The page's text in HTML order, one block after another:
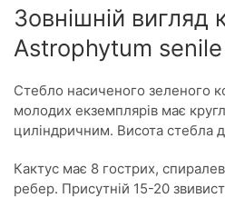
Зовнішній вигляд
Astrophytum senile
Стебло насиченого зеленого
молодих екземплярів має
циліндричним. Висота стебла
Кактус має 8 гострих,
ребер. Присутній 15-20